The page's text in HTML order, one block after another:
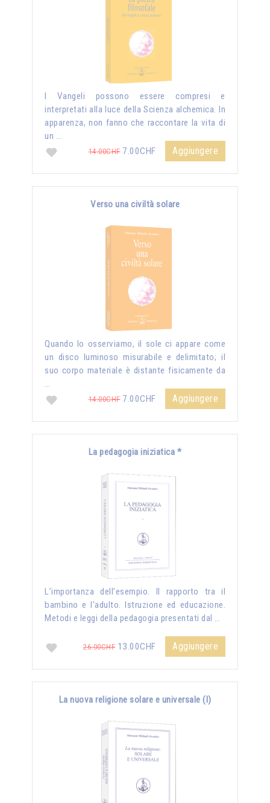
I Vangeli possono essere compresi e
interpretati alla luce della Scienza alchemica. In
apparenza, non fanno che raccontare la vita di
un …
14.00CHF7.00CHF Aggiungere
Verso una civiltà solare
Quando lo osserviamo, il sole ci appare come
un disco luminoso misurabile e delimitato; il
suo corpo materiale è distante fisicamente da
…
14.00CHF7.00CHF Aggiungere
La pedagogia iniziatica *
L’importanza dell’esempio. Il rapporto tra il
bambino e l'adulto. Istruzione ed educazione.
Metodi e leggi della pedagogia presentati dal …
26.00CHF 13.00CHF Aggiungere
La nuova religione solare e universale (I)